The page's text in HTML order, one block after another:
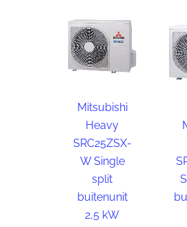
Mitsubishi
Heavy
SRC25ZSX-
W Single
split
buitenunit
2,5 kW